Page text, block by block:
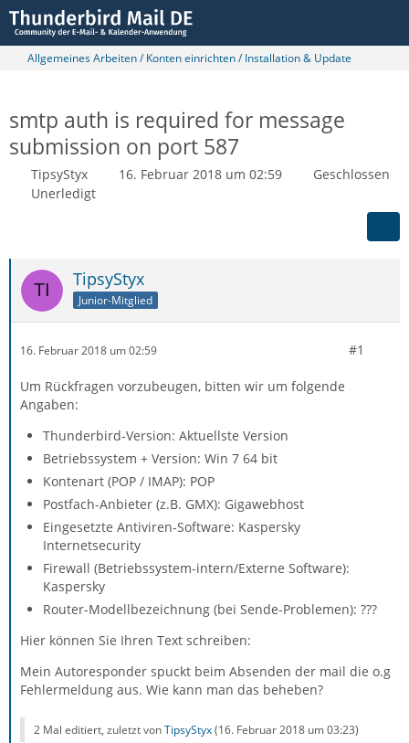
Allgemeines Arbeiten / Konten einrichten / Installation & Update
smtp auth is required for message
submission on port 587
TipsyStyx 16. Februar 2018 um 02:59
Geschlossen
Unerledigt
TipsyStyx
Junior-Mitglied
16. Februar 2018 um 02:59 #1
Um Rückfragen vorzubeugen, bitten wir um folgende
Angaben:
Thunderbird-Version: Aktuellste Version
Betriebssystem + Version: Win 7 64 bit
Kontenart (POP / IMAP): POP
Postfach-Anbieter (z.B. GMX): Gigawebhost
Eingesetzte Antiviren-Software: Kaspersky
Internetsecurity
Firewall (Betriebssystem-intern/Externe Software):
Kaspersky
Router-Modellbezeichnung (bei Sende-Problemen): ???
Hier können Sie Ihren Text schreiben:
Mein Autoresponder spuckt beim Absenden der mail die o.g
Fehlermeldung aus. Wie kann man das beheben?
2 Mal editiert, zuletzt vonTipsyStyx(16. Februar 2018 um 03:23)